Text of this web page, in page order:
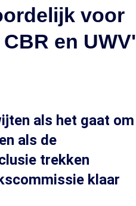
voor
en UWV'
als het gaat om
als de
trekken
klaar